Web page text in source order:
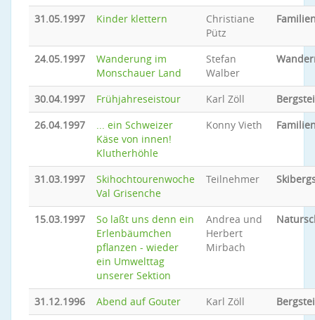
31.05.1997 Kinder klettern
Christiane
Pütz
24.05.1997
Wanderung im
Monschauer Land
Stefan
Walber
30.04.1997 Frühjahreseistour Karl Zöll
26.04.1997
... ein Schweizer
Käse von innen!
Klutherhöhle
Konny Vieth
31.03.1997
Skihochtourenwoche
Val Grisenche
Teilnehmer
15.03.1997
So laßt uns denn ein
Erlenbäumchen
pflanzen - wieder
ein Umwelttag
unserer Sektion
Andrea und
Herbert
Mirbach
31.12.1996 Abend auf Gouter Karl Zöll